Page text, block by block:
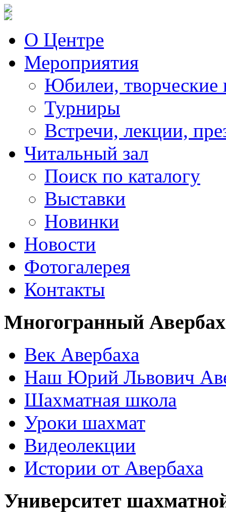
О Центре
Мероприятия
Юбилеи, творческие
Турниры
Встречи, лекции,
Читальный зал
Поиск по каталогу
Выставки
Новинки
Новости
Фотогалерея
Контакты
Многогранный Авербах
Век Авербаха
Наш Юрий Львович
Шахматная школа
Уроки шахмат
Видеолекции
Истории от Авербаха
Университет